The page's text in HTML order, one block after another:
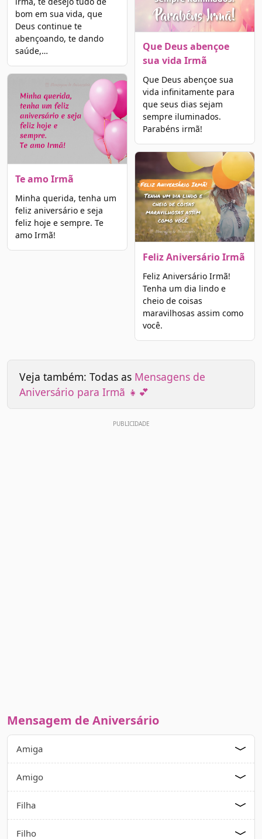
bom em sua vida, que
Deus continue te
abençoando, te dando
saúde,…
Te amo Irmã
Minha querida, tenha um
feliz aniversário e seja
feliz hoje e sempre. Te
amo Irmã!
Que Deus abençoe
sua vida Irmã
Que Deus abençoe sua
vida infinitamente para
que seus dias sejam
sempre iluminados.
Parabéns irmã!
Feliz Aniversário Irmã
Feliz Aniversário Irmã!
Tenha um dia lindo e
cheio de coisas
maravilhosas assim como
você.
Veja também: Todas as Mensagens de
Aniversário para Irmã 👧💕
Mensagem de Aniversário
Amiga
Amigo
Filha
Filho